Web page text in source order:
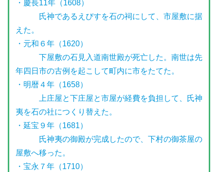
・慶長11年（1608）
氏神であるえびすを石の祠にして、市屋敷に据
えた。
・元和６年（1620）
下屋敷の石見入道南世殿が死亡した。南世は先
年四日市の古例を起こして町内に市をたてた。
・明暦４年（1658）
上庄屋と下庄屋と市屋が経費を負担して、氏神
夷を石の社につくり替えた。
・延宝９年（1681）
氏神夷の御殿が完成したので、下村の御茶屋の
屋敷へ移った。
・宝永７年（1710）